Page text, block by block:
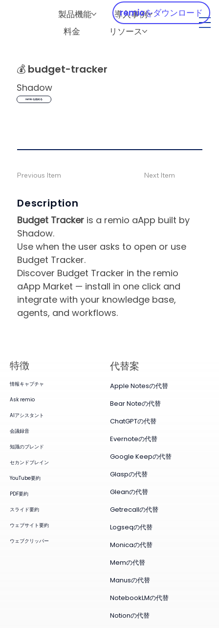
製品機能
導入事例
料金
リソース
remioをダウンロード
💰 budget-tracker
Shadow
remio を始める
Description
Budget Tracker is a remio aApp built by
Shadow.
Use when the user asks to open or use
Budget Tracker.
Discover Budget Tracker in the remio
aApp Market — install in one click and
integrate with your knowledge base,
agents, and workflows.
Previous Item Next Item
特徴
情報キャプチャ
Ask remio
AIアシスタント
会議録音
知識のブレンド
セカンドブレイン
YouTube要約
PDF要約
スライド要約
ウェブサイト要約
ウェブクリッパー
代替案
Apple Notesの代替
Bear Noteの代替
ChatGPTの代替
Evernoteの代替
Google Keepの代替
Glaspの代替
Gleanの代替
Getrecallの代替
Logseqの代替
Monicaの代替
Memの代替
Manusの代替
NotebookLMの代替
Notionの代替